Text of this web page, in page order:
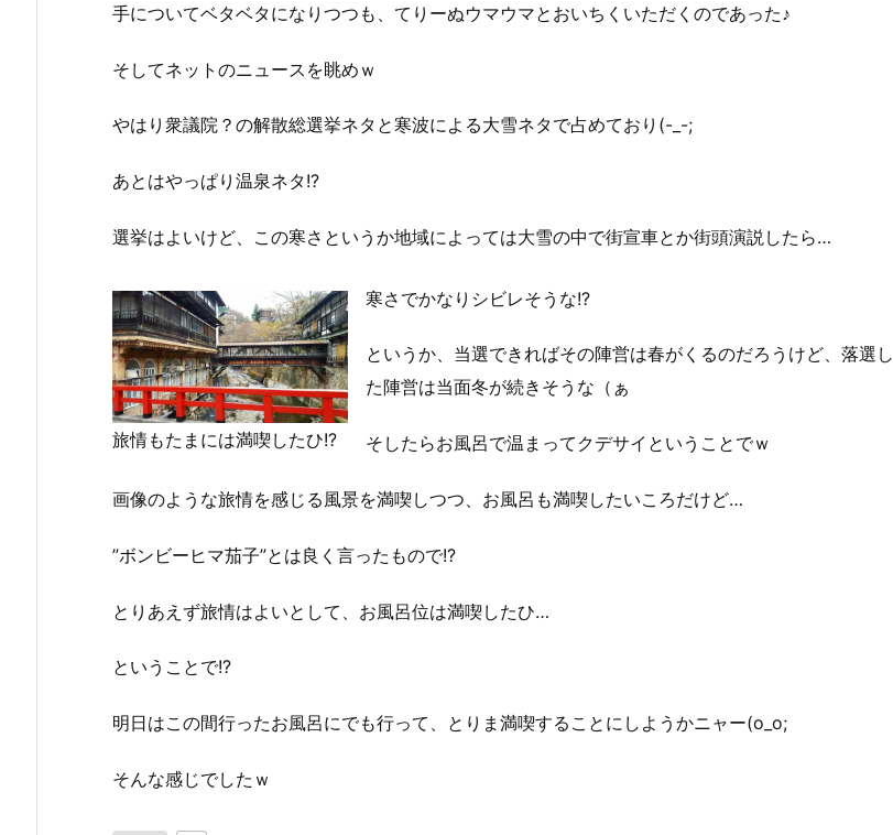
手についてベタベタになりつつも、てりーぬウマウマとおいちくいただくのであった♪
そしてネットのニュースを眺めｗ
やはり衆議院？の解散総選挙ネタと寒波による大雪ネタで占めており(-_-;
あとはやっぱり温泉ネタ!?
選挙はよいけど、この寒さというか地域によっては大雪の中で街宣車とか街頭演説したら…
旅情もたまには満喫したひ!?
寒さでかなりシビレそうな!?
というか、当選できればその陣営は春がくるのだろうけど、落選し
た陣営は当面冬が続きそうな（ぁ
そしたらお風呂で温まってクデサイということでｗ
画像のような旅情を感じる風景を満喫しつつ、お風呂も満喫したいころだけど…
”ボンビーヒマ茄子”とは良く言ったもので!?
とりあえず旅情はよいとして、お風呂位は満喫したひ…
ということで!?
明日はこの間行ったお風呂にでも行って、とりま満喫することにしようかニャー(o_o;
そんな感じでしたｗ